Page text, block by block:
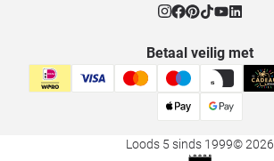
Betaal veilig met
Loods 5 sinds 1999© 2026